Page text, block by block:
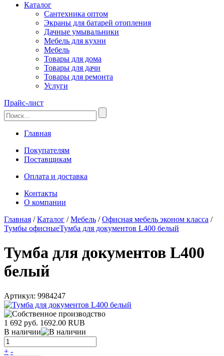
Каталог
Сантехника оптом
Экраны для батарей отопления
Дачные умывальники
Мебель для кухни
Мебель
Товары для дома
Товары для дачи
Товары для ремонта
Услуги
Прайс-лист
Главная
Покупателям
Поставщикам
Оплата и доставка
Контакты
О компании
Главная /Каталог /Мебель /Офисная мебель эконом класса /
Тумбы офисныеТумба для документов L400 белый
Тумба для документов L400
белый
Артикул: 9984247
1 692 руб. 1692.00 RUB
В наличии
+ -